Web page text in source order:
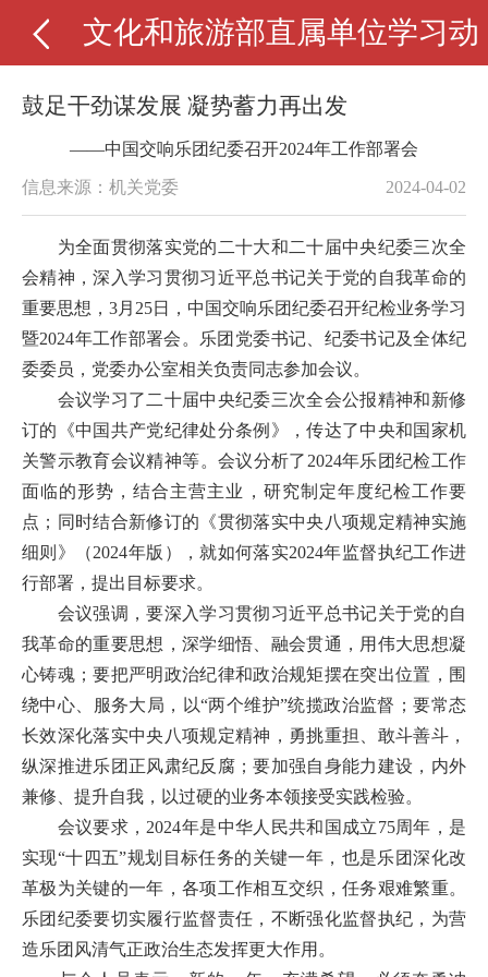
文化和旅游部直属单位学习动
鼓足干劲谋发展 凝势蓄力再出发
——中国交响乐团纪委召开2024年工作部署会
信息来源：机关党委 2024-04-02
为全面贯彻落实党的二十大和二十届中央纪委三次全
会精神，深入学习贯彻习近平总书记关于党的自我革命的
重要思想， 3月25日，中国交响乐团纪委召开纪检业务学习
暨2024年工作部署会。
乐团 党委书记 、纪委书记及全体纪
委委员，党委办公室相关负责同志参加会议。
会议学习了二十届中央纪委三次全会公报精神和新修
订的《中国共产党纪律处分条例》，传达了中央和国家机
关警示教育会议精神等。会议分析了 2024年乐团纪检工作
面临的形势，结合主营主业，研究制定年度纪检工作要
点 ； 同时结合新修订的《贯彻落实中央八项规定精神实施
细则》（2024年版），就如何落实2024年监督执纪工作进
行部署，提出目标要求。
会议强调 ，要深入学习贯彻习近平总书记关于党的自
我革命的重要思想，深学细悟、融会贯通，用伟大思想凝
心铸魂；要把严明政治纪律和政治规矩摆在突出位置，围
绕中心、服务大局，以“两个维护”统揽政治监督；要常态
长效深化落实中央八项规定精神，勇挑重担、敢斗善斗，
纵深推进乐团 正风肃纪反腐；要加强自身能力建设，内外
兼修、提升自我，以过硬的业务本领接受实践检验。
会议要求 ， 2024年是中华人民共和国成立75周年，是
实现“十四五”规划目标任务的关键一年，也是乐团深化改
革极为关键的一年，各项工作相互交织，任务艰难繁重。
乐团 纪委要切实履行监督责任，不断强化监督执纪，为营
造乐团 风清气正政治生态发挥更大作用 。